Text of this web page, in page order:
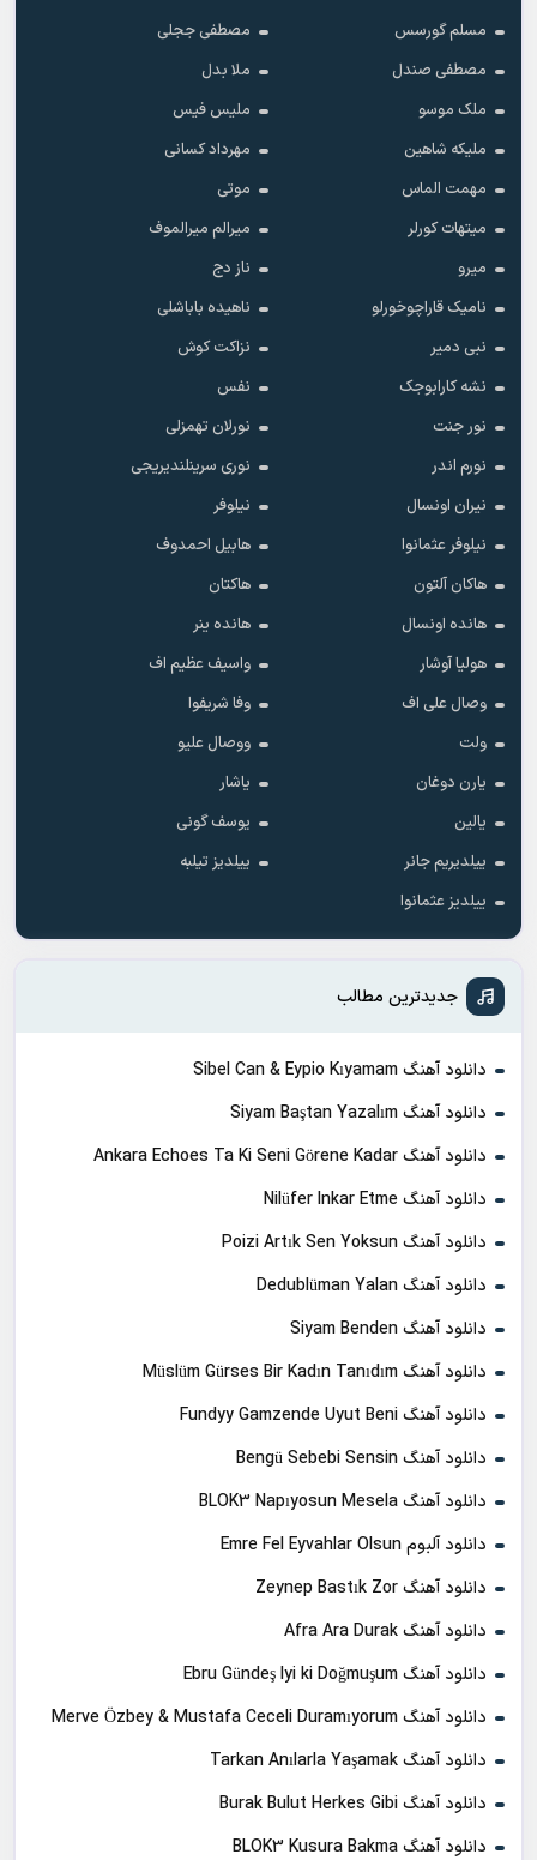
مسلم گورسس
مصطفی ججلی
مصطفی صندل
ملا بدل
ملک موسو
ملیس فیس
ملیکه شاهین
مهرداد کسانی
مهمت الماس
موتی
میتهات کورلر
میرالم میرالموف
میرو
ناز دج
نامیک قاراچوخورلو
ناهیده باباشلی
نبی دمیر
نزاکت کوش
نشه کارابوجک
نفس
نور جنت
نورلان تهمزلی
نورم اندر
نوری سرینلندیریجی
نیران اونسال
نیلوفر
نیلوفر عثمانوا
هابیل احمدوف
هاکان آلتون
هاکتان
هانده اونسال
هانده ینر
هولیا آوشار
واسیف عظیم اف
وصال علی اف
وفا شریفوا
ولت
ووصال علیو
یارن دوغان
یاشار
یالین
یوسف گونی
ییلدیریم جانر
ییلدیز تیلبه
ییلدیز عثمانوا
جدیدترین مطالب
دانلود آهنگ Sibel Can & Eypio Kıyamam
دانلود آهنگ Siyam Baştan Yazalım
دانلود آهنگ Ankara Echoes Ta Ki Seni Görene Kadar
دانلود آهنگ Nilüfer Inkar Etme
دانلود آهنگ Poizi Artık Sen Yoksun
دانلود آهنگ Dedublüman Yalan
دانلود آهنگ Siyam Benden
دانلود آهنگ Müslüm Gürses Bir Kadın Tanıdım
دانلود آهنگ Fundyy Gamzende Uyut Beni
دانلود آهنگ Bengü Sebebi Sensin
دانلود آهنگ BLOK3 Napıyosun Mesela
دانلود آلبوم Emre Fel Eyvahlar Olsun
دانلود آهنگ Zeynep Bastık Zor
دانلود آهنگ Afra Ara Durak
دانلود آهنگ Ebru Gündeş Iyi ki Doğmuşum
دانلود آهنگ Merve Özbey & Mustafa Ceceli Duramıyorum
دانلود آهنگ Tarkan Anılarla Yaşamak
دانلود آهنگ Burak Bulut Herkes Gibi
دانلود آهنگ BLOK3 Kusura Bakma